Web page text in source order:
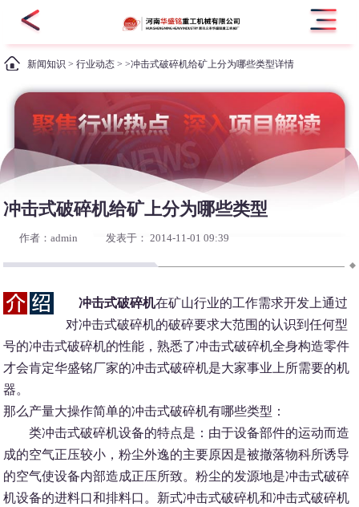
新闻知识 >行业动态 > >冲击式破碎机给矿上分为哪些类型详情
冲击式破碎机给矿上分为哪些类型
作者：admin 发表于： 2014-11-01 09:39
冲击式破碎机在矿山行业的工作需求开发上通过
对冲击式破碎机的破碎要求大范围的认识到任何型
号的冲击式破碎机的性能，熟悉了冲击式破碎机全身构造零件
才会肯定华盛铭厂家的冲击式破碎机是大家事业上所需要的机
器。
那么产量大操作简单的冲击式破碎机有哪些类型：
类冲击式破碎机设备的特点是：由于设备部件的运动而造
成的空气正压较小，粉尘外逸的主要原因是被撤落物科所诱导
的空气使设备内部造成正压所致。粉尘的发源地是冲击式破碎
机设备的进料口和排料口。新式冲击式破碎机和冲击式破碎机